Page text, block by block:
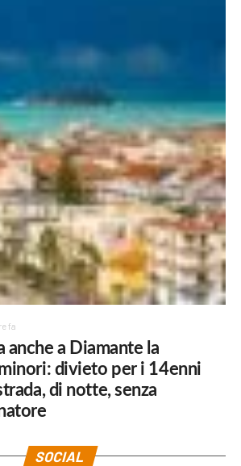
fa
anche a Diamante la
divieto per i 14enni
di notte, senza
SOCIAL